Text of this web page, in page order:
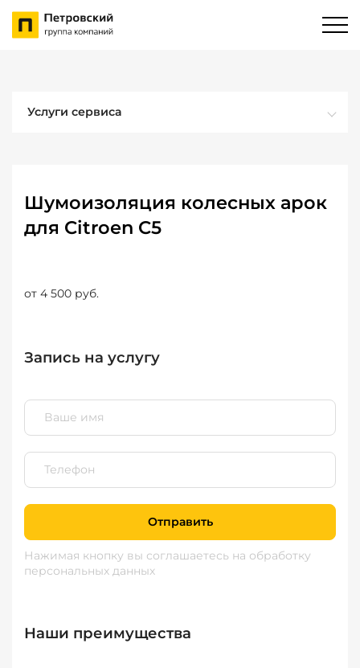
Услуги сервиса
Шумоизоляция колесных арок
для Citroen C5
от 4 500 руб.
Запись на услугу
Отправить
Нажимая кнопку вы соглашаетесь на обработку
персональных данных
Наши преимущества